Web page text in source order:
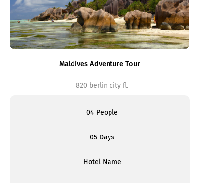
Maldives Adventure Tour
820 berlin city fl.
04 People
05 Days
Hotel Name